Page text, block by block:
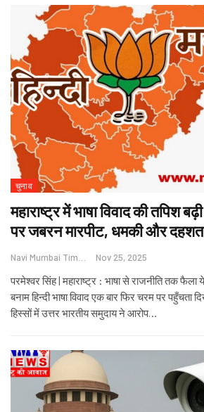
चुनाव
महाराष्ट्र में भाषा विवाद की तपिश
पर जबरन मारपीट, धमकी और
Navi Mumbai Times News Nov 25, 2025
परमेश्वर सिंह | महाराष्ट्र : भाषा से राजनीति तक फैला
बनाम हिन्दी भाषा विवाद एक बार फिर चरम पर पहुँचता
हिस्सों में उत्तर भारतीय समुदाय ने आरोप…